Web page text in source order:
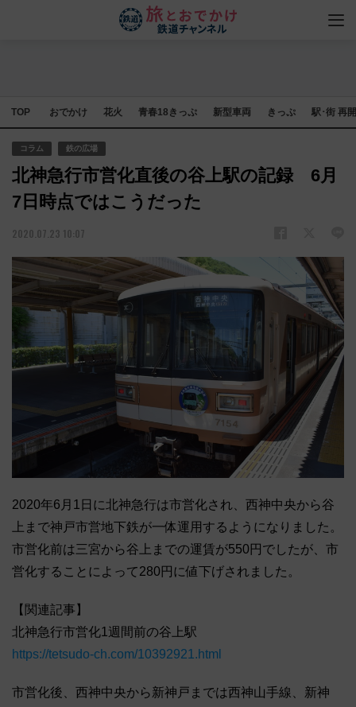
TOP おでかけ 花火 青春18きっぷ 新型車両 きっぷ 駅･街 再
コラム 鉄の広場
北神急行市営化直後の谷上駅の記録 6月
7日時点ではこうだった
2020.07.23 10:07
2020年6月1日に北神急行は市営化され、西神中央から谷
上まで神戸市営地下鉄が一体運用するようになりました。
市営化前は三宮から谷上までの運賃が550円でしたが、市
営化することによって280円に値下げされました。
【関連記事】
北神急行市営化1週間前の谷上駅
https://tetsudo-ch.com/10392921.html
市営化後、西神中央から新神戸までは西神山手線、新神